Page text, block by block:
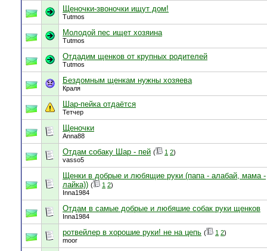
Щеночки-звоночки ищут дом!
Tutmos
Молодой пес ищет хозяина
Tutmos
Отдадим щенков от крупных родителей
Tutmos
Бездомным щенкам нужны хозяева
Краля
Шар-пейка отдаётся
Тетчер
Щеночки
Anna88
Отдам собаку Шар - пей ( 1 2)
vasso5
Щенки в добрые и любящие руки (папа - алабай, мама -
лайка)) ( 1 2)
Inna1984
Отдам в самые добрые и любяшие собак руки щенков
Inna1984
ротвейлер в хорошие руки! не на цепь ( 1 2)
moor